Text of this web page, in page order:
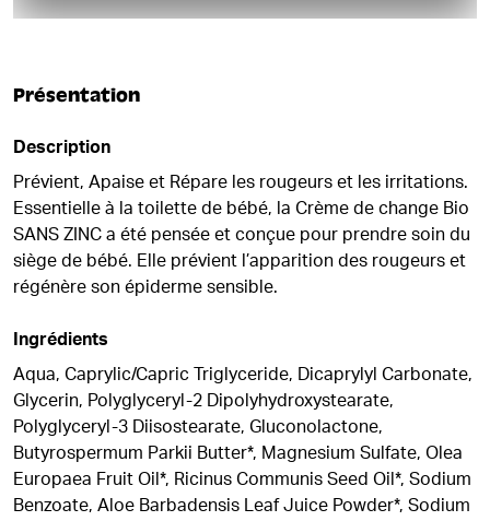
Présentation
Description
Prévient, Apaise et Répare les rougeurs et les irritations.
Essentielle à la toilette de bébé, la Crème de change Bio
SANS ZINC a été pensée et conçue pour prendre soin du
siège de bébé. Elle prévient l’apparition des rougeurs et
régénère son épiderme sensible.
Ingrédients
Aqua, Caprylic/Capric Triglyceride, Dicaprylyl Carbonate,
Glycerin, Polyglyceryl-2 Dipolyhydroxystearate,
Polyglyceryl-3 Diisostearate, Gluconolactone,
Butyrospermum Parkii Butter*, Magnesium Sulfate, Olea
Europaea Fruit Oil*, Ricinus Communis Seed Oil*, Sodium
Benzoate, Aloe Barbadensis Leaf Juice Powder*, Sodium